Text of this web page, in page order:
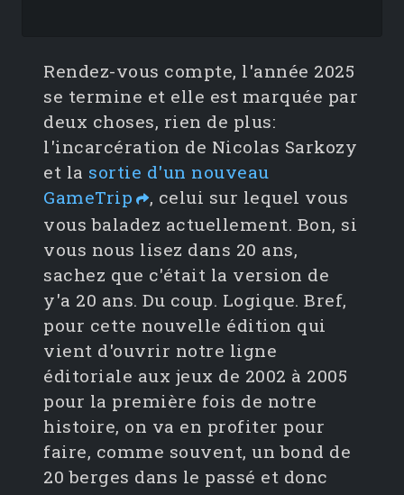
Rendez-vous compte, l'année 2025
se termine et elle est marquée par
deux choses, rien de plus:
l'incarcération de Nicolas Sarkozy
et la sortie d'un nouveau
GameTrip
, celui sur lequel vous
vous baladez actuellement. Bon, si
vous nous lisez dans 20 ans,
sachez que c'était la version de
y'a 20 ans. Du coup. Logique. Bref,
pour cette nouvelle édition qui
vient d'ouvrir notre ligne
éditoriale aux jeux de 2002 à 2005
pour la première fois de notre
histoire, on va en profiter pour
faire, comme souvent, un bond de
20 berges dans le passé et donc